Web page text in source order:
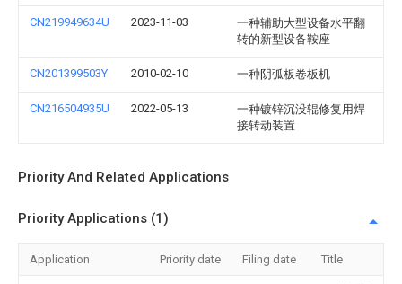
CN219949634U 2023-11-03
一种辅助大型设备水平翻
转的新型设备鞍座
CN201399503Y 2010-02-10 一种阴弧板卷板机
CN216504935U 2022-05-13
一种镀锌沉没辊修复用焊
接转动装置
Priority And Related Applications
Priority Applications (1)
Application Priority date Filing date Title